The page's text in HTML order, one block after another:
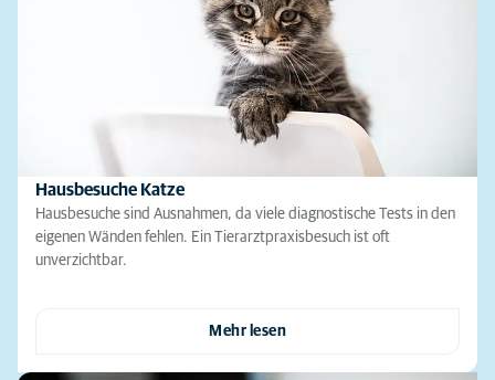
Hausbesuche Katze
Hausbesuche sind Ausnahmen, da viele diagnostische Tests in den
eigenen Wänden fehlen. Ein Tierarztpraxisbesuch ist oft
unverzichtbar.
Mehr lesen